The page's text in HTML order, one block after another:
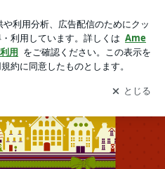
グの更新通知
を受け取りまし
開く